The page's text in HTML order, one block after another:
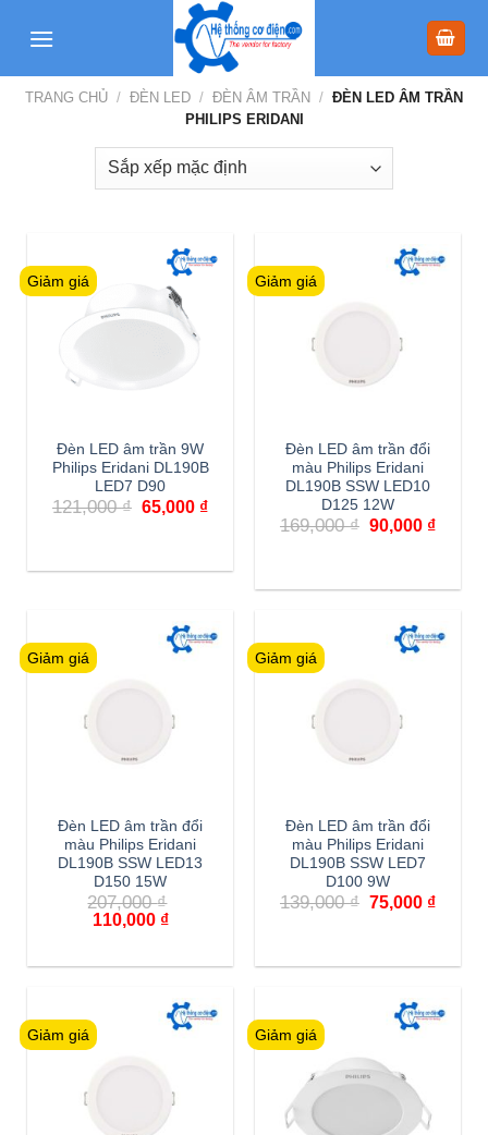
TRANG CHỦ / ĐÈN LED / ĐÈN ÂM TRẦN / ĐÈN LED ÂM TRẦN
PHILIPS ERIDANI
Giảm giá
Đèn LED âm trần 9W
Philips Eridani DL190B
LED7 D90
121,000₫ Giá
65,000 ₫Giá
65,000 ₫.
Giảm giá
Đèn LED âm trần đổi
màu Philips Eridani
DL190B SSW LED10
D125 12W
169,000₫ Giá
90,000 ₫Giá
Giảm giá
Đèn LED âm trần đổi
màu Philips Eridani
DL190B SSW LED13
D150 15W
207,000₫
Giá
207,000 ₫.
110,000 ₫Giá
là:
Giảm giá
Đèn LED âm trần đổi
màu Philips Eridani
DL190B SSW LED7
D100 9W
139,000₫ Giá
75,000 ₫Giá
Giảm giá Giảm giá